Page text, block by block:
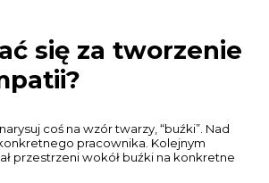
się za tworzenie
coś na wzór twarzy, “buźki”. Nad
pracownika. Kolejnym
przestrzeni wokół buźki na konkretne